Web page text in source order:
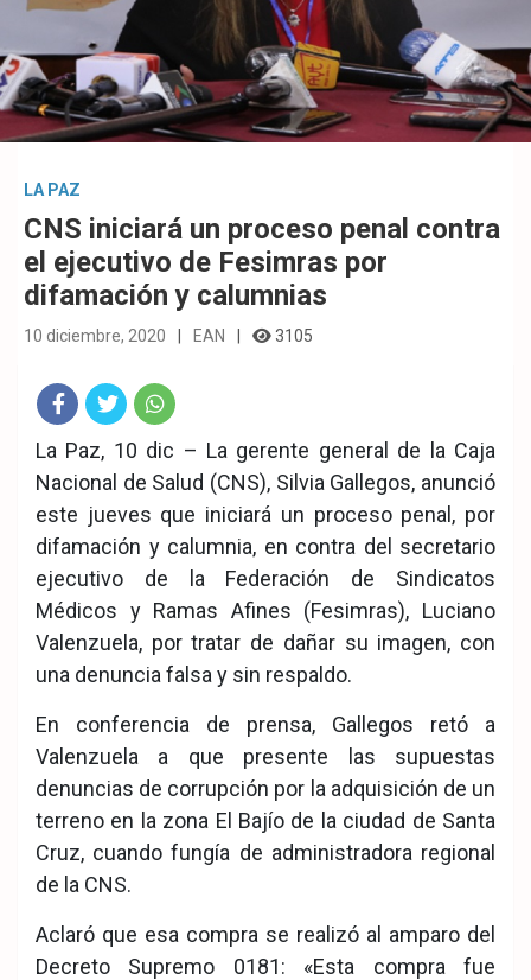
LA PAZ
CNS iniciará un proceso penal contra
el ejecutivo de Fesimras por
difamación y calumnias
10 diciembre, 2020 EAN 3105
Fac
eb
ook
Twit
ter
Wha
tsA
pp
La Paz, 10 dic – La gerente general de la Caja
Nacional de Salud (CNS), Silvia Gallegos, anunció
este jueves que iniciará un proceso penal, por
difamación y calumnia, en contra del secretario
ejecutivo de la Federación de Sindicatos
Médicos y Ramas Afines (Fesimras), Luciano
Valenzuela, por tratar de dañar su imagen, con
una denuncia falsa y sin respaldo.
En conferencia de prensa, Gallegos retó a
Valenzuela a que presente las supuestas
denuncias de corrupción por la adquisición de un
terreno en la zona El Bajío de la ciudad de Santa
Cruz, cuando fungía de administradora regional
de la CNS.
Aclaró que esa compra se realizó al amparo del
Decreto Supremo 0181: «Esta compra fue